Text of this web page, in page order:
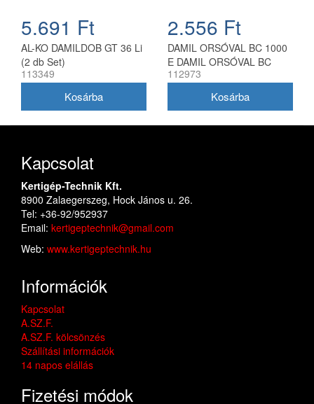
5.691 Ft
AL-KO DAMILDOB GT 36 Li
(2 db Set)
113349
2.556 Ft
DAMIL ORSÓVAL BC 1000
E DAMIL ORSÓVAL BC
1000 E
112973
Kapcsolat
Kertigép-Technik Kft.
8900 Zalaegerszeg, Hock János u. 26.
Tel: +36-92/952937
Email: kertigeptechnik@gmail.com
Web: www.kertigeptechnik.hu
Információk
Kapcsolat
A.SZ.F.
A.SZ.F. kölcsönzés
Szállítási információk
14 napos elállás
Fizetési módok